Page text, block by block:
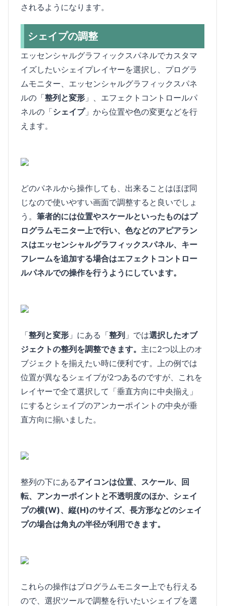
されるようになります。
シェイプの調整
エッセンシャルグラフィックスパネルでカスタマ
イズしたいシェイプレイヤーを選択し、プログラ
ムモニター、エッセンシャルグラフィックスパネ
ルの「整列と変形 」、エフェクトコントロールパ
ネルの「シェイプ」から位置や色の変更などを行
えます。
どのパネルから操作しても、出来ることはほぼ同
じなので使いやすい画面で調整すると良いでしょ
う。 筆者的には位置やスケールといったものはプ
ログラムモニター上で行い、色などのアピアラン
スはエッセンシャルグラフィックスパネル、キー
フレームを追加する場合はエフェクトコントロー
ルパネルでの操作を行うようにしています。
「整列と変形 」にある「整列 」では選択したオブ
ジェクトの整列を調整できます。 主に2つ以上のオ
ブジェクトを揃えたい時に便利です。上の例では
位置が異なるシェイプが2つあるのですが、これを
レイヤーで全て選択して「垂直方向に中央揃え」
にするとシェイプのアンカーポイントの中央が垂
直方向に揃いました。
整列の下にあるアイコンは位置、スケール、回
転、アンカーポイントと不透明度のほか、シェイ
プの横(W)、縦(H)のサイズ、長方形などのシェイ
プの場合は角丸の半径が利用できます。
これらの操作はプログラムモニター上でも行える
ので、選択ツールで調整を行いたいシェイプを選